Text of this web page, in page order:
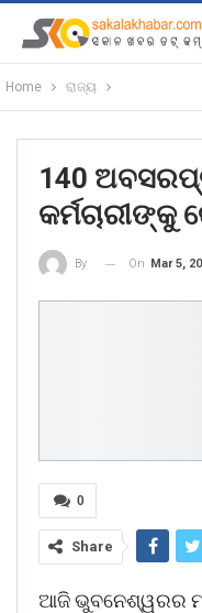
Home ରାଜ୍ୟ
140
କର୍ମଚାରୀଙ୍କୁ
By On Mar 5,
0
Share
ଆଜି ଭୁବନେଶ୍ୱରର